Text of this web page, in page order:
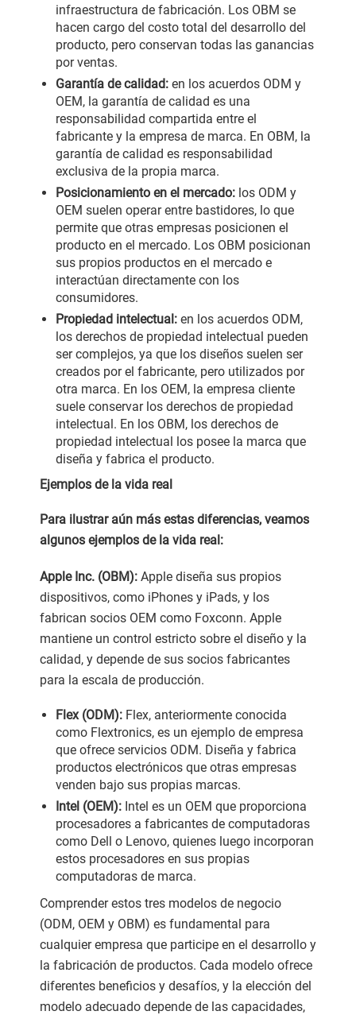
infraestructura de fabricación. Los OBM se
hacen cargo del costo total del desarrollo del
producto, pero conservan todas las ganancias
por ventas.
Garantía de calidad: en los acuerdos ODM y
OEM, la garantía de calidad es una
responsabilidad compartida entre el
fabricante y la empresa de marca. En OBM, la
garantía de calidad es responsabilidad
exclusiva de la propia marca.
Posicionamiento en el mercado: los ODM y
OEM suelen operar entre bastidores, lo que
permite que otras empresas posicionen el
producto en el mercado. Los OBM posicionan
sus propios productos en el mercado e
interactúan directamente con los
consumidores.
Propiedad intelectual: en los acuerdos ODM,
los derechos de propiedad intelectual pueden
ser complejos, ya que los diseños suelen ser
creados por el fabricante, pero utilizados por
otra marca. En los OEM, la empresa cliente
suele conservar los derechos de propiedad
intelectual. En los OBM, los derechos de
propiedad intelectual los posee la marca que
diseña y fabrica el producto.
Ejemplos de la vida real
Para ilustrar aún más estas diferencias, veamos
algunos ejemplos de la vida real:
Apple Inc. (OBM): Apple diseña sus propios
dispositivos, como iPhones y iPads, y los
fabrican socios OEM como Foxconn. Apple
mantiene un control estricto sobre el diseño y la
calidad, y depende de sus socios fabricantes
para la escala de producción.
Flex (ODM): Flex, anteriormente conocida
como Flextronics, es un ejemplo de empresa
que ofrece servicios ODM. Diseña y fabrica
productos electrónicos que otras empresas
venden bajo sus propias marcas.
Intel (OEM): Intel es un OEM que proporciona
procesadores a fabricantes de computadoras
como Dell o Lenovo, quienes luego incorporan
estos procesadores en sus propias
computadoras de marca.
Comprender estos tres modelos de negocio
(ODM, OEM y OBM) es fundamental para
cualquier empresa que participe en el desarrollo y
la fabricación de productos. Cada modelo ofrece
diferentes beneficios y desafíos, y la elección del
modelo adecuado depende de las capacidades,